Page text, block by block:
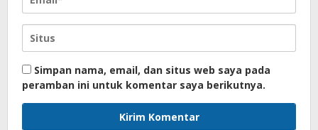
Simpan nama, email, dan situs web saya pada
peramban ini untuk komentar saya berikutnya.